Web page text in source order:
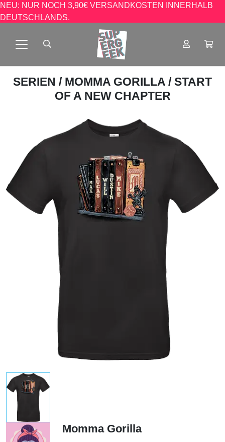
NEU: NUR NOCH 3,90€ VERSANDKOSTEN INNERHALB
DEUTSCHLANDS.
SERIEN / MOMMA GORILLA / START
OF A NEW CHAPTER
Momma Gorilla